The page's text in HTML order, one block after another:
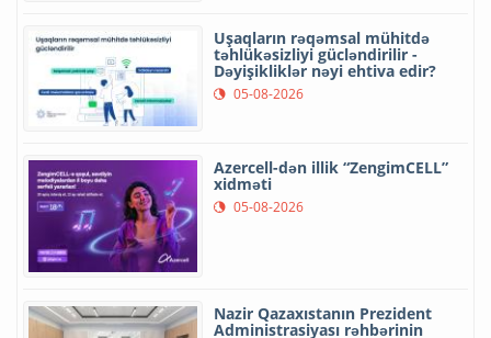
Uşaqların rəqəmsal mühitdə
təhlükəsizliyi gücləndirilir -
Dəyişikliklər nəyi ehtiva edir?
05-08-2026
Azercell-dən illik “ZengimCELL”
xidməti
05-08-2026
Nazir Qazaxıstanın Prezident
Administrasiyası rəhbərinin